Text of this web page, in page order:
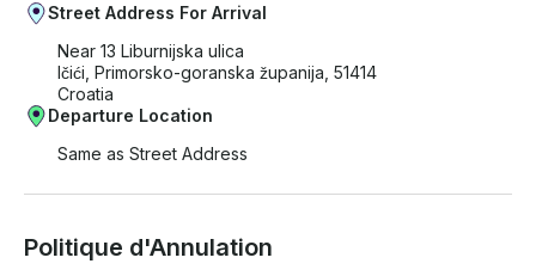
Street Address For Arrival
Near 13 Liburnijska ulica
Ičići, Primorsko-goranska županija, 51414
Croatia
Departure Location
Same as Street Address
Politique d'Annulation